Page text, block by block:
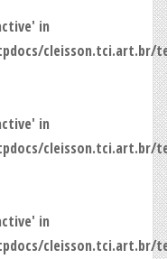
in
cleisson.tci.art.br/
in
cleisson.tci.art.br/
in
cleisson.tci.art.br/